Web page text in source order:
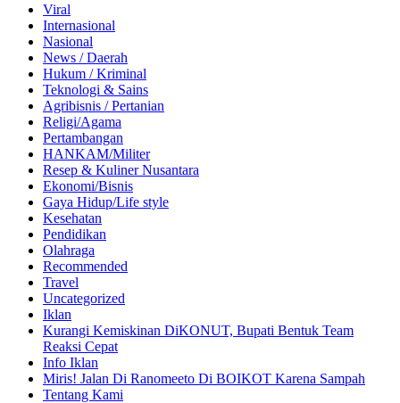
Viral
Internasional
Nasional
News / Daerah
Hukum / Kriminal
Teknologi & Sains
Agribisnis / Pertanian
Religi/Agama
Pertambangan
HANKAM/Militer
Resep & Kuliner Nusantara
Ekonomi/Bisnis
Gaya Hidup/Life style
Kesehatan
Pendidikan
Olahraga
Recommended
Travel
Uncategorized
Iklan
Kurangi Kemiskinan DiKONUT, Bupati Bentuk Team
Reaksi Cepat
Info Iklan
Miris! Jalan Di Ranomeeto Di BOIKOT Karena Sampah
Tentang Kami